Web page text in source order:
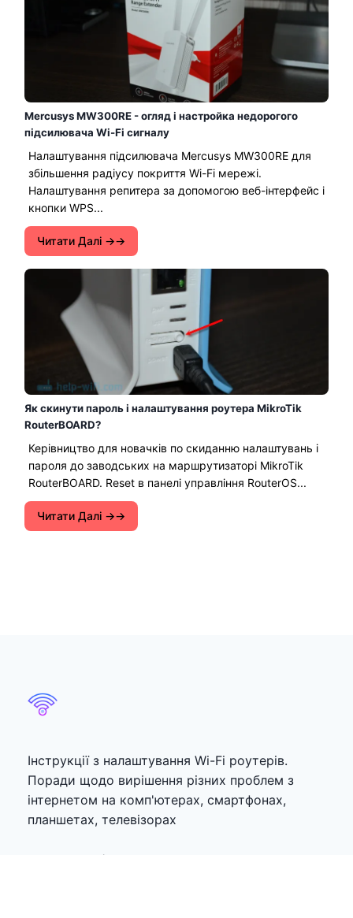
Mercusys MW300RE - огляд і настройка недорогого
підсилювача Wi-Fi сигналу
Налаштування підсилювача Mercusys MW300RE для
збільшення радіусу покриття Wi-Fi мережі.
Налаштування репитера за допомогою веб-інтерфейс і
кнопки WPS...
Читати Далі →
Як скинути пароль і налаштування роутера MikroTik
RouterBOARD?
Керівництво для новачків по скиданню налаштувань і
пароля до заводських на маршрутизаторі MikroTik
RouterBOARD. Reset в панелі управління RouterOS...
Читати Далі →
Інструкції з налаштування Wi-Fi роутерів.
Поради щодо вирішення різних проблем з
інтернетом на комп'ютерах, смартфонах,
планшетах, телевізорах
Популярні Пости